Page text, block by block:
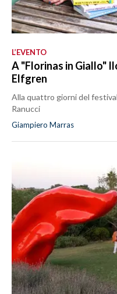
L’EVENTO
A "Florinas in Giallo"
Elfgren
Alla quattro giorni del
Ranucci
Giampiero Marras